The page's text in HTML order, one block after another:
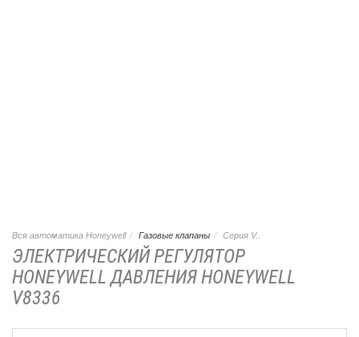
Вся автоматика Honeywell Газовые клапаны Серия V..
ЭЛЕКТРИЧЕСКИЙ РЕГУЛЯТОР
HONEYWELL ДАВЛЕНИЯ HONEYWELL
V8336